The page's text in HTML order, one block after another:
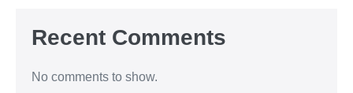
Recent Comments
No comments to show.